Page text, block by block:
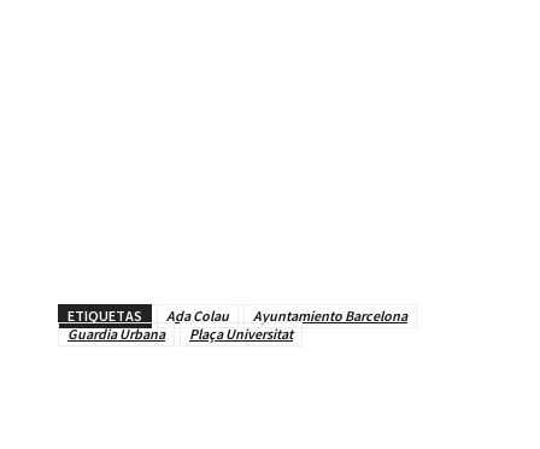
ETIQUETAS Ada Colau
Ayuntamiento Barcelona
Guardia Urbana
Plaça Universitat